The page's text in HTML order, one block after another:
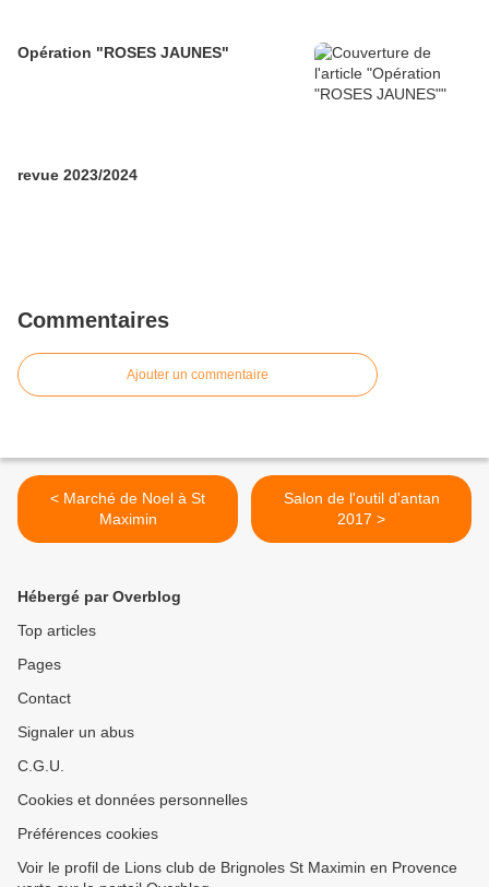
Opération "ROSES JAUNES"
revue 2023/2024
Commentaires
Ajouter un commentaire
< Marché de Noel à St
Maximin
Salon de l'outil d'antan
2017 >
Hébergé par Overblog
Top articles
Pages
Contact
Signaler un abus
C.G.U.
Cookies et données personnelles
Préférences cookies
Voir le profil de Lions club de Brignoles St Maximin en Provence